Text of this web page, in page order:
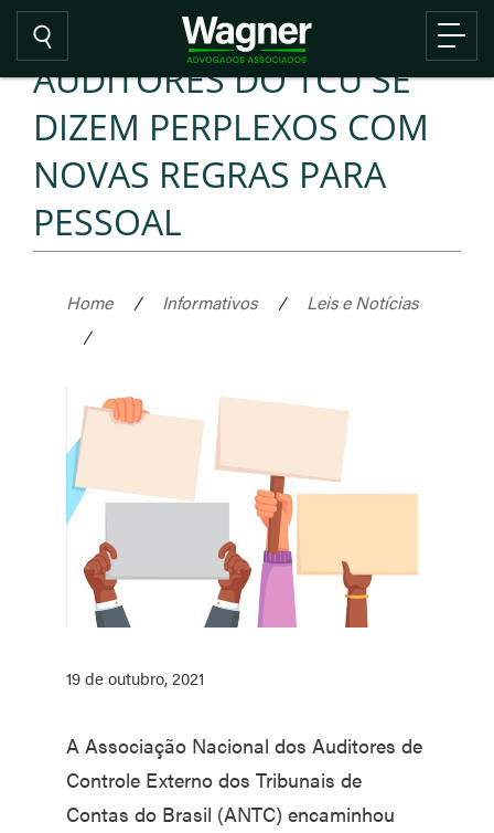
AUDITORES DO TCU SE
DIZEM PERPLEXOS COM
NOVAS REGRAS PARA
PESSOAL
Home / Informativos /
Leis e Notícias
/
19 de outubro, 2021
A Associação Nacional dos Auditores de
Controle Externo dos Tribunais de
Contas do Brasil (ANTC) encaminhou